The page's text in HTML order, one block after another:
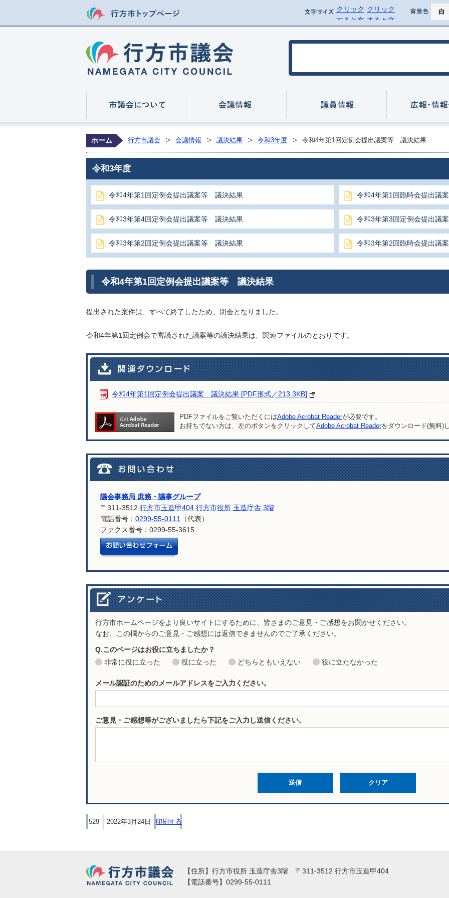
文字サイズ
クリック
すると文
を標準に
クリック
すると文
を拡大で
背景色
背景を
ホーム 行方市議会 会議情報 議決結果 令和3年度 令和4年第1回定例会提出議案等 議決結果
令和3年度
令和4年第1回定例会提出議案等 議決結果 令和4年第1回臨時会提出議
令和3年第4回定例会提出議案等 議決結果 令和3年第3回定例会提出議
令和3年第2回定例会提出議案等 議決結果 令和3年第2回臨時会提出議
令和4年第1回定例会提出議案等 議決結果
提出された案件は、すべて終了したため、閉会となりました。
令和4年第1回定例会で審議された議案等の議決結果は、関連ファイルのとおりです。
令和4年第1回定例会提出議案 議決結果 [PDF形式／213.3KB]
PDFファイルをご覧いただくにはAdobe Acrobat Readerが必要です。
お持ちでない方は、左のボタンをクリックしてAdobe Acrobat Readerをダウンロード(無料)
議会事務局 庶務・議事グループ
〒311-3512 行方市玉造甲404 行方市役所 玉造庁舎 3階
電話番号： 0299-55-0111
（代表）
ファクス番号：0299-55-3615
行方市ホームページをより良いサイトにするために、皆さまのご意見・ご感想をお聞かせください。
なお、この欄からのご意見・ご感想には返信できませんのでご了承ください。
Q.このページはお役に立ちましたか？
非常に役に立った
役に立った どちらともいえない 役に立たなかった
メール認証のためのメールアドレスをご入力ください。
ご意見・ご感想等がございましたら下記をご入力し送信ください。
529 2022年3月24日 印刷する
行方市議会
【住所】行方市役所 玉造庁舎3階 〒311-3512 行方市玉造甲404
【電話番号】0299-55-0111